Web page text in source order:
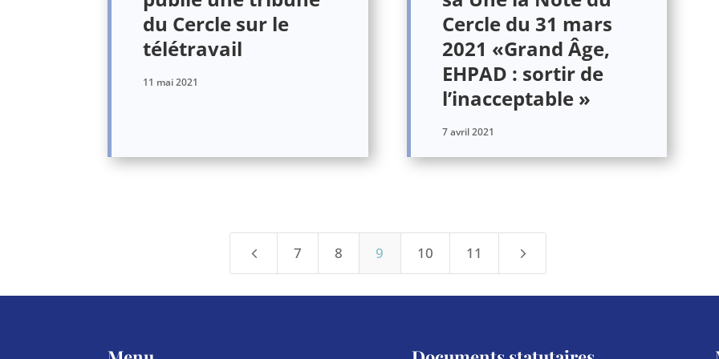
du Cercle sur le
télétravail
11 mai 2021
Cercle du 31 mars
2021 «Grand Âge,
EHPAD : sortir de
l’inacceptable »
7 avril 2021
4 7 8 9 10 11 5